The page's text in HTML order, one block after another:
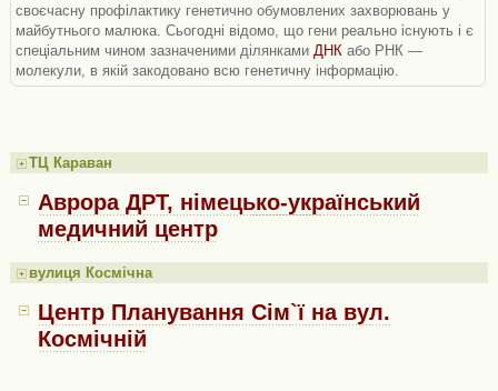
своєчасну профілактику генетично обумовлених захворювань у
майбутнього малюка. Сьогодні відомо, що гени реально існують і є
спеціальним чином зазначеними ділянками ДНК або РНК —
молекули, в якій закодовано всю генетичну інформацію.
ТЦ Караван
Аврора ДРТ, німецько-український
медичний центр
вулиця Космічна
Центр Планування Сім`ї на вул.
Космічній